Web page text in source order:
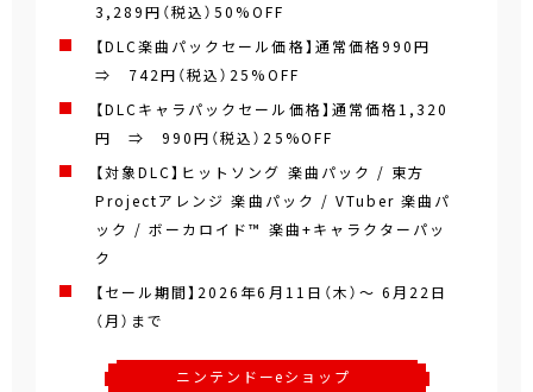
3,289円（税込）50%OFF
【DLC楽曲パックセール価格】通常価格990円
⇒ 742円（税込）25%OFF
【DLCキャラパックセール価格】通常価格1,320
円 ⇒ 990円（税込）25%OFF
【対象DLC】ヒットソング 楽曲パック / 東方
Projectアレンジ 楽曲パック / VTuber 楽曲パ
ック / ボーカロイド™ 楽曲+キャラクターパッ
ク
【セール期間】2026年6月11日（木）～ 6月22日
（月）まで
ニンテンドーeショップ